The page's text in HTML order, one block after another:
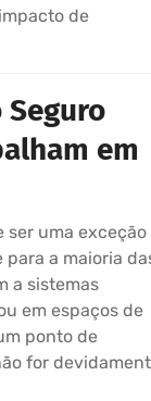
de
Seguro
em
ser uma exceção
a maioria
a sistemas
em espaços de
ponto de
for